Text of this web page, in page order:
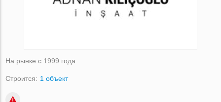
На рынке с 1999 года
Строится: 1 объект